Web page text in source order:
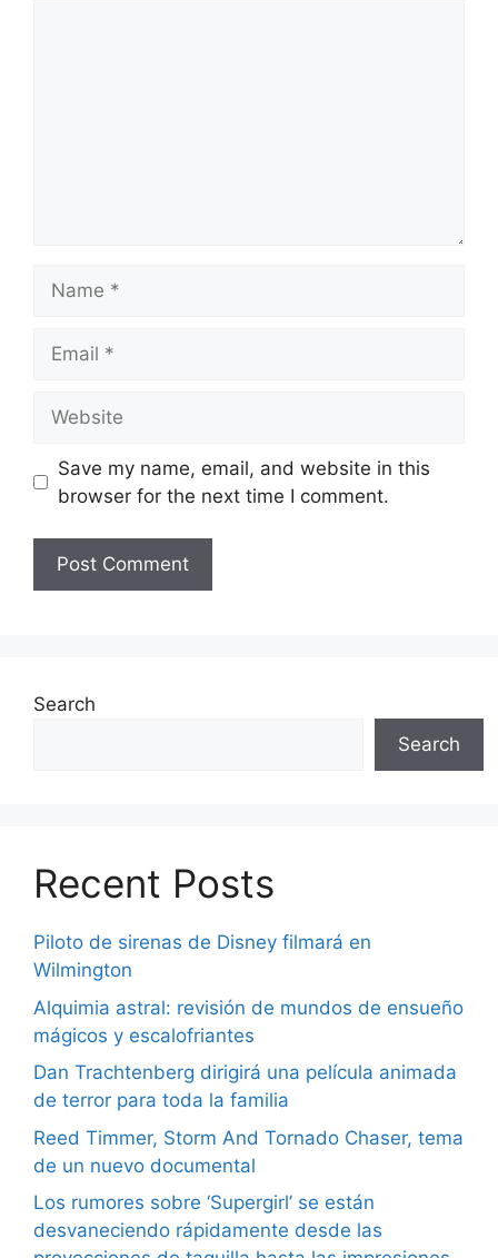
Save my name, email, and website in this
browser for the next time I comment.
Search
Search
Recent Posts
Piloto de sirenas de Disney filmará en
Wilmington
Alquimia astral: revisión de mundos de ensueño
mágicos y escalofriantes
Dan Trachtenberg dirigirá una película animada
de terror para toda la familia
Reed Timmer, Storm And Tornado Chaser, tema
de un nuevo documental
Los rumores sobre ‘Supergirl’ se están
desvaneciendo rápidamente desde las